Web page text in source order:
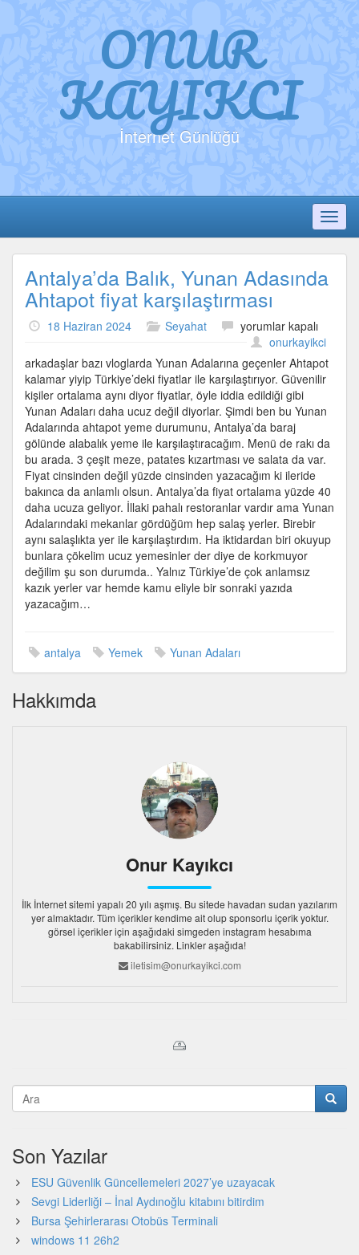
ONUR
KAYIKCI
İnternet Günlüğü
Antalya’da Balık, Yunan Adasında
Ahtapot fiyat karşılaştırması
18 Haziran 2024 Seyahat
Antalya’da
Balık,
Yunan
Adasında
Ahtapot
fiyat
karşılaştırması
için
yorumlar kapalı
onurkayikci
arkadaşlar bazı vloglarda Yunan Adalarına geçenler Ahtapot
kalamar yiyip Türkiye’deki fiyatlar ile karşılaştırıyor. Güvenilir
kişiler ortalama aynı diyor fiyatlar, öyle iddia edildiği gibi
Yunan Adaları daha ucuz değil diyorlar. Şimdi ben bu Yunan
Adalarında ahtapot yeme durumunu, Antalya’da baraj
gölünde alabalık yeme ile karşılaştıracağım. Menü de rakı da
bu arada. 3 çeşit meze, patates kızartması ve salata da var.
Fiyat cinsinden değil yüzde cinsinden yazacağım ki ileride
bakınca da anlamlı olsun. Antalya’da fiyat ortalama yüzde 40
daha ucuza geliyor. İllaki pahalı restoranlar vardır ama Yunan
Adalarındaki mekanlar gördüğüm hep salaş yerler. Birebir
aynı salaşlıkta yer ile karşılaştırdım. Ha iktidardan biri okuyup
bunlara çökelim ucuz yemesinler der diye de korkmuyor
değilim şu son durumda.. Yalnız Türkiye’de çok anlamsız
kazık yerler var hemde kamu eliyle bir sonraki yazıda
yazacağım…
antalya Yemek Yunan Adaları
Hakkımda
Onur Kayıkcı
İlk İnternet sitemi yapalı 20 yılı aşmış. Bu sitede havadan sudan yazılarım
yer almaktadır. Tüm içerikler kendime ait olup sponsorlu içerik yoktur.
görsel içerikler için aşağıdaki simgeden instagram hesabıma
bakabilirsiniz. Linkler aşağıda!
iletisim@onurkayikci.com
Son Yazılar
ESU Güvenlik Güncellemeleri 2027’ye uzayacak
Sevgi Liderliği – İnal Aydınoğlu kitabını bitirdim
Bursa Şehirlerarası Otobüs Terminali
windows 11 26h2